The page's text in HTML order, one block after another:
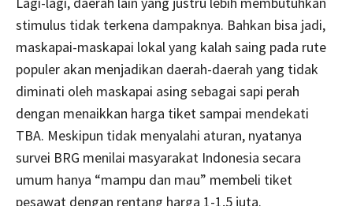
stimulus tidak terkena dampaknya. Bahkan bisa jadi,
maskapai-maskapai lokal yang kalah saing pada rute
populer akan menjadikan daerah-daerah yang tidak
diminati oleh maskapai asing sebagai sapi perah
dengan menaikkan harga tiket sampai mendekati
TBA. Meskipun tidak menyalahi aturan, nyatanya
survei BRG menilai masyarakat Indonesia secara
umum hanya “mampu dan mau” membeli tiket
pesawat dengan rentang harga 1-1,5 juta.